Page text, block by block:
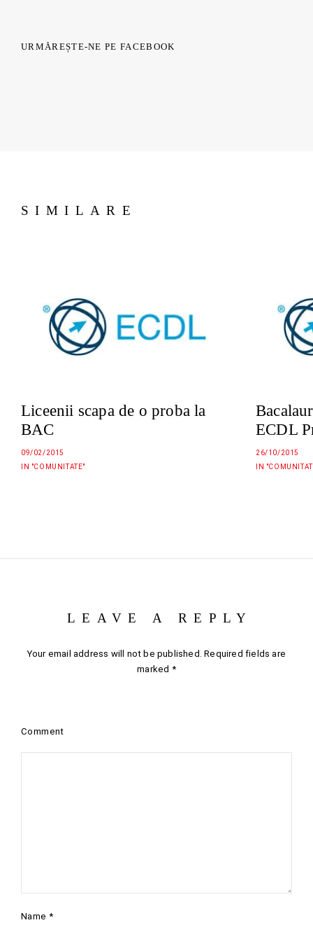
URMĂREȘTE-NE PE FACEBOOK
SIMILARE
Liceenii scapa de o proba la
BAC
09/02/2015
IN "COMUNITATE"
ECDL
26/10/2015
IN
LEAVE A REPLY
Your email address will not be published. Required fields are
marked *
Comment
Name *